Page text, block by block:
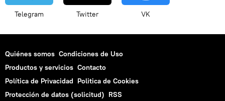
Telegram Twitter VK
Quiénes somos Condiciones de Uso
Productos y servicios Contacto
Política de Privacidad Politica de Cookies
Protección de datos (solicitud) RSS